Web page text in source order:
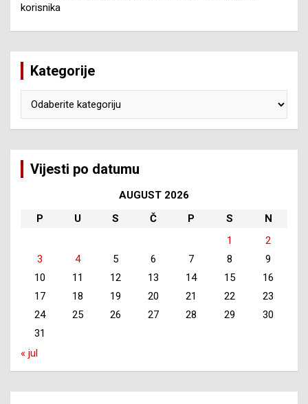
korisnika
Kategorije
Vijesti po datumu
AUGUST 2026
P
U S Č P S
N
1
2
3
4 5 6 7 8
9
10
11 12 13 14 15
16
17
18 19 20 21 22
23
24
25 26 27 28 29
30
31
« jul